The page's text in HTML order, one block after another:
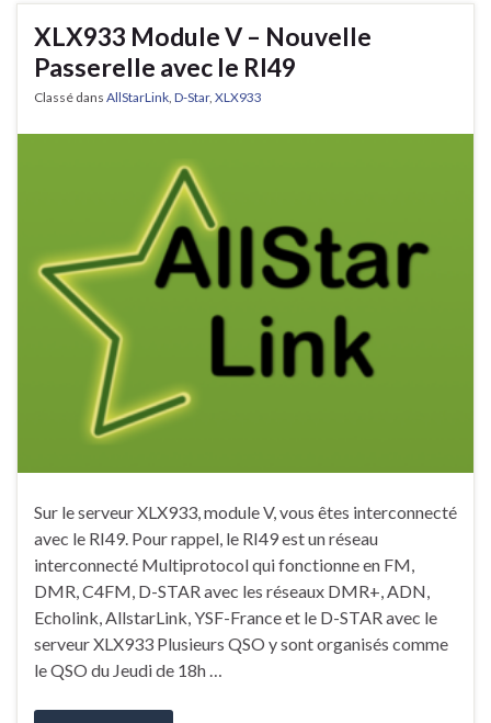
XLX933 Module V – Nouvelle
Passerelle avec le RI49
Classé dans AllStarLink, D-Star, XLX933
Sur le serveur XLX933, module V, vous êtes interconnecté
avec le RI49. Pour rappel, le RI49 est un réseau
interconnecté Multiprotocol qui fonctionne en FM,
DMR, C4FM, D-STAR avec les réseaux DMR+, ADN,
Echolink, AllstarLink, YSF-France et le D-STAR avec le
serveur XLX933 Plusieurs QSO y sont organisés comme
le QSO du Jeudi de 18h …